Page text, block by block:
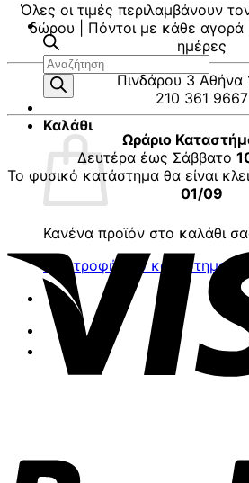
Αναζήτηση
προϊόντων
Καλάθι
Κανένα προϊόν στο καλάθι
Επιστροφή στο κατάστημα
Όλες οι τιμές περιλαμβάνουν
δώρου | Πόντοι με κάθε
ημέρες
Πινδάρου 3 Αθήνα
210 361 9667
Ωράριο
Δευτέρα έως Σάββατο
Το φυσικό κατάστημα θα είναι
01/09